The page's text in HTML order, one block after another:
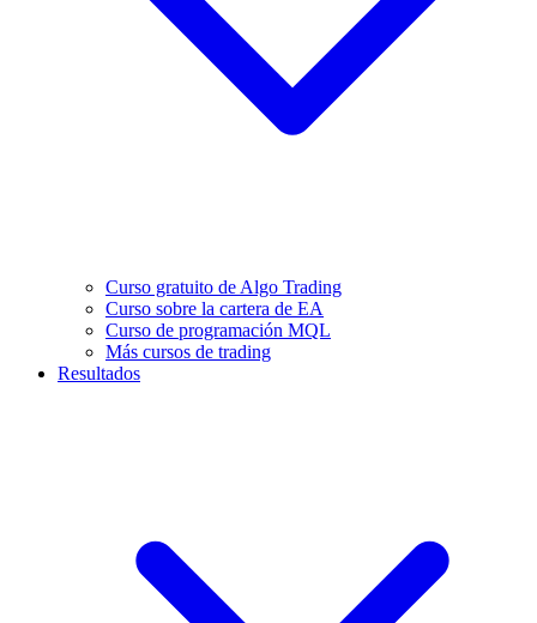
Curso gratuito de Algo Trading
Curso sobre la cartera de EA
Curso de programación MQL
Más cursos de trading
Resultados